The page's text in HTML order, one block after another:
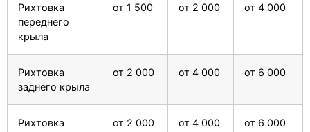
Рихтовка
переднего
крыла
от 1 500 от 2 000 от 4 000
Рихтовка
заднего крыла
от 2 000 от 4 000 от 6 000
Рихтовка
от 2 000 от 4 000 от 6 000